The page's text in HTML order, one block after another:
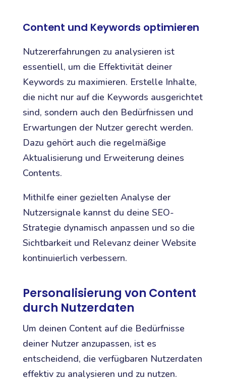
Content und Keywords optimieren
Nutzererfahrungen zu analysieren ist
essentiell, um die Effektivität deiner
Keywords zu maximieren. Erstelle Inhalte,
die nicht nur auf die Keywords ausgerichtet
sind, sondern auch den Bedürfnissen und
Erwartungen der Nutzer gerecht werden.
Dazu gehört auch die regelmäßige
Aktualisierung und Erweiterung deines
Contents.
Mithilfe einer gezielten Analyse der
Nutzersignale kannst du deine SEO-
Strategie dynamisch anpassen und so die
Sichtbarkeit und Relevanz deiner Website
kontinuierlich verbessern.
Personalisierung von Content
durch Nutzerdaten
Um deinen Content auf die Bedürfnisse
deiner Nutzer anzupassen, ist es
entscheidend, die verfügbaren Nutzerdaten
effektiv zu analysieren und zu nutzen.